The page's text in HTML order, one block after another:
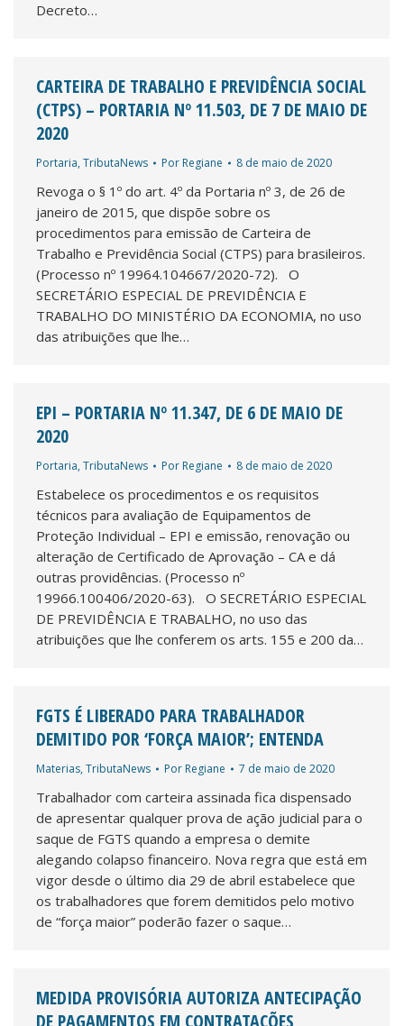
Decreto…
CARTEIRA DE TRABALHO E PREVIDÊNCIA SOCIAL
(CTPS) – PORTARIA Nº 11.503, DE 7 DE MAIO DE
2020
Portaria,TributaNews Por Regiane 8 de maio de 2020
Revoga o § 1º do art. 4º da Portaria nº 3, de 26 de
janeiro de 2015, que dispõe sobre os
procedimentos para emissão de Carteira de
Trabalho e Previdência Social (CTPS) para brasileiros.
(Processo nº 19964.104667/2020-72). O
SECRETÁRIO ESPECIAL DE PREVIDÊNCIA E
TRABALHO DO MINISTÉRIO DA ECONOMIA, no uso
das atribuições que lhe…
EPI – PORTARIA Nº 11.347, DE 6 DE MAIO DE
2020
Portaria,TributaNews Por Regiane 8 de maio de 2020
Estabelece os procedimentos e os requisitos
técnicos para avaliação de Equipamentos de
Proteção Individual – EPI e emissão, renovação ou
alteração de Certificado de Aprovação – CA e dá
outras providências. (Processo nº
19966.100406/2020-63). O SECRETÁRIO ESPECIAL
DE PREVIDÊNCIA E TRABALHO, no uso das
atribuições que lhe conferem os arts. 155 e 200 da…
FGTS É LIBERADO PARA TRABALHADOR
DEMITIDO POR ‘FORÇA MAIOR’; ENTENDA
Materias,TributaNews Por Regiane 7 de maio de 2020
Trabalhador com carteira assinada fica dispensado
de apresentar qualquer prova de ação judicial para o
saque de FGTS quando a empresa o demite
alegando colapso financeiro. Nova regra que está em
vigor desde o último dia 29 de abril estabelece que
os trabalhadores que forem demitidos pelo motivo
de “força maior” poderão fazer o saque…
MEDIDA PROVISÓRIA AUTORIZA ANTECIPAÇÃO
DE PAGAMENTOS EM CONTRATAÇÕES